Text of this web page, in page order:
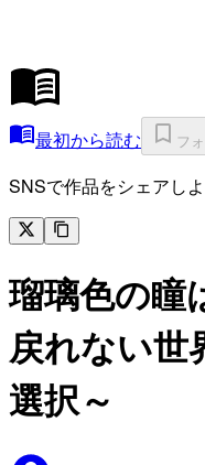
最初から読む フ
SNSで作品をシェアしよ
瑠璃色の
戻れない世
選択～